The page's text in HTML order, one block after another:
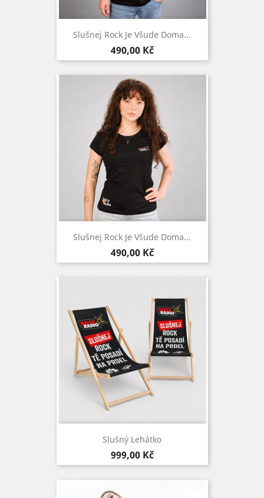
Slušnej Rock Je Všude Doma...
Cena
490,00 Kč
Slušnej Rock Je Všude Doma...
Cena
490,00 Kč
Slušný Lehátko
Cena
999,00 Kč